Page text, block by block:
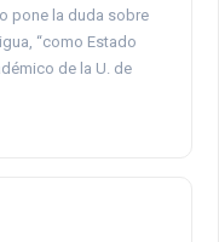
pone la duda sobre
“como Estado
de la U. de